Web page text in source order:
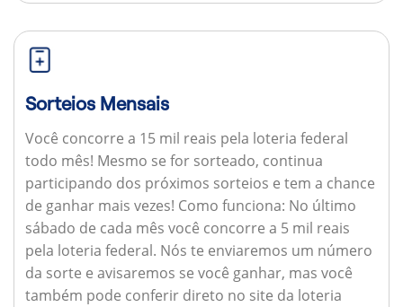
Sorteios Mensais
Você concorre a 15 mil reais pela loteria federal
todo mês! Mesmo se for sorteado, continua
participando dos próximos sorteios e tem a chance
de ganhar mais vezes! Como funciona: No último
sábado de cada mês você concorre a 5 mil reais
pela loteria federal. Nós te enviaremos um número
da sorte e avisaremos se você ganhar, mas você
também pode conferir direto no site da loteria